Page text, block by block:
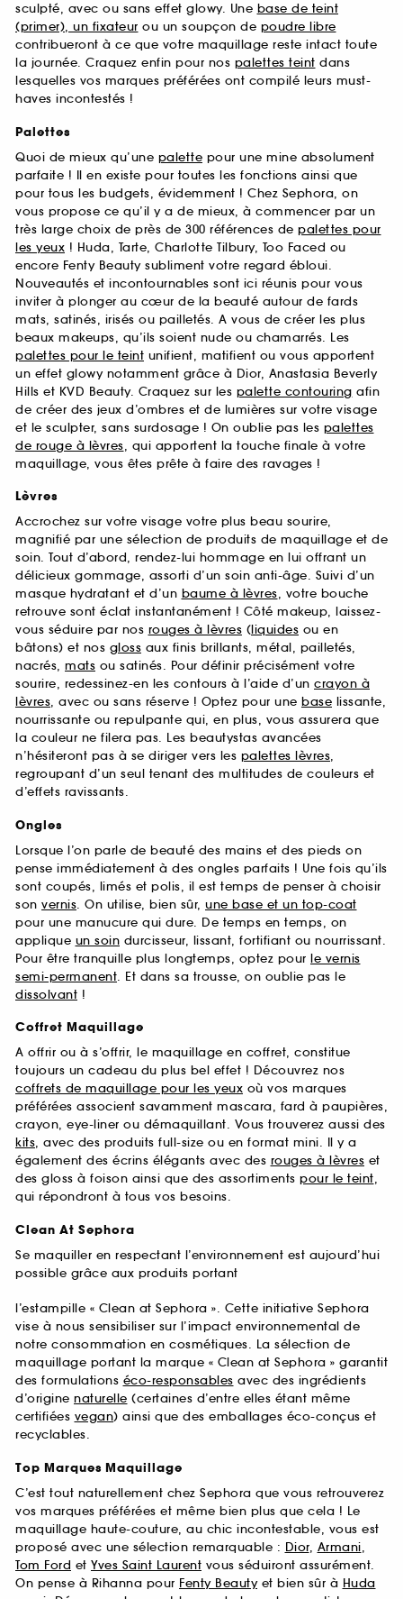
sculpté, avec ou sans effet glowy. Une base de teint
(primer), un fixateur ou un soupçon de poudre libre
contribueront à ce que votre maquillage reste intact toute
la journée. Craquez enfin pour nos palettes teint dans
lesquelles vos marques préférées ont compilé leurs must-
haves incontestés !
Palettes
Quoi de mieux qu’une palette pour une mine absolument
parfaite ! Il en existe pour toutes les fonctions ainsi que
pour tous les budgets, évidemment ! Chez Sephora, on
vous propose ce qu’il y a de mieux, à commencer par un
très large choix de près de 300 références de palettes pour
les yeux ! Huda, Tarte, Charlotte Tilbury, Too Faced ou
encore Fenty Beauty subliment votre regard ébloui.
Nouveautés et incontournables sont ici réunis pour vous
inviter à plonger au cœur de la beauté autour de fards
mats, satinés, irisés ou pailletés. A vous de créer les plus
beaux makeups, qu’ils soient nude ou chamarrés. Les
palettes pour le teint unifient, matifient ou vous apportent
un effet glowy notamment grâce à Dior, Anastasia Beverly
Hills et KVD Beauty. Craquez sur les palette contouring afin
de créer des jeux d’ombres et de lumières sur votre visage
et le sculpter, sans surdosage ! On oublie pas les palettes
de rouge à lèvres, qui apportent la touche finale à votre
maquillage, vous êtes prête à faire des ravages !
Lèvres
Accrochez sur votre visage votre plus beau sourire,
magnifié par une sélection de produits de maquillage et de
soin. Tout d’abord, rendez-lui hommage en lui offrant un
délicieux gommage, assorti d’un soin anti-âge. Suivi d’un
masque hydratant et d’un baume à lèvres, votre bouche
retrouve sont éclat instantanément ! Côté makeup, laissez-
vous séduire par nos rouges à lèvres (liquides ou en
bâtons) et nos gloss aux finis brillants, métal, pailletés,
nacrés, mats ou satinés. Pour définir précisément votre
sourire, redessinez-en les contours à l’aide d’un crayon à
lèvres, avec ou sans réserve ! Optez pour une base lissante,
nourrissante ou repulpante qui, en plus, vous assurera que
la couleur ne filera pas. Les beautystas avancées
n’hésiteront pas à se diriger vers les palettes lèvres,
regroupant d’un seul tenant des multitudes de couleurs et
d’effets ravissants.
Ongles
Lorsque l’on parle de beauté des mains et des pieds on
pense immédiatement à des ongles parfaits ! Une fois qu’ils
sont coupés, limés et polis, il est temps de penser à choisir
son vernis. On utilise, bien sûr, une base et un top-coat
pour une manucure qui dure. De temps en temps, on
applique un soin durcisseur, lissant, fortifiant ou nourrissant.
Pour être tranquille plus longtemps, optez pour le vernis
semi-permanent. Et dans sa trousse, on oublie pas le
dissolvant !
Coffret Maquillage
A offrir ou à s’offrir, le maquillage en coffret, constitue
toujours un cadeau du plus bel effet ! Découvrez nos
coffrets de maquillage pour les yeux où vos marques
préférées associent savamment mascara, fard à paupières,
crayon, eye-liner ou démaquillant. Vous trouverez aussi des
kits, avec des produits full-size ou en format mini. Il y a
également des écrins élégants avec des rouges à lèvres et
des gloss à foison ainsi que des assortiments pour le teint,
qui répondront à tous vos besoins.
Clean At Sephora
Se maquiller en respectant l’environnement est aujourd’hui
possible grâce aux produits portant
l’estampille « Clean at Sephora ». Cette initiative Sephora
vise à nous sensibiliser sur l’impact environnemental de
notre consommation en cosmétiques. La sélection de
maquillage portant la marque « Clean at Sephora » garantit
des formulations éco-responsables avec des ingrédients
d’origine naturelle (certaines d’entre elles étant même
certifiées vegan) ainsi que des emballages éco-conçus et
recyclables.
Top Marques Maquillage
C’est tout naturellement chez Sephora que vous retrouverez
vos marques préférées et même bien plus que cela ! Le
maquillage haute-couture, au chic incontestable, vous est
proposé avec une sélection remarquable : Dior, Armani,
Tom Ford et Yves Saint Laurent vous séduiront assurément.
On pense à Rihanna pour Fenty Beautyet bien sûr à Huda